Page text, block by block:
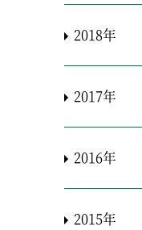
2018年
2017年
2016年
2015年